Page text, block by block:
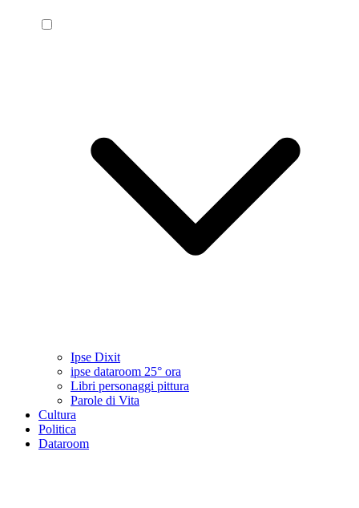
Ipse Dixit
ipse dataroom 25° ora
Libri personaggi pittura
Parole di Vita
Cultura
Politica
Dataroom